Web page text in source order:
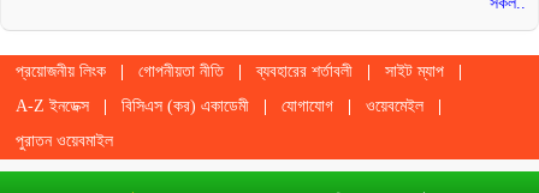
প্রয়োজনীয় লিংক গোপনীয়তা নীতি ব্যবহারের শর্তাবলী
সাইট ম্যাপ
A-Z ইনডেক্স
বিসিএস (কর) একাডেমী যোগাযোগ
ওয়েবমেইল
পুরাতন ওয়েবমাইল